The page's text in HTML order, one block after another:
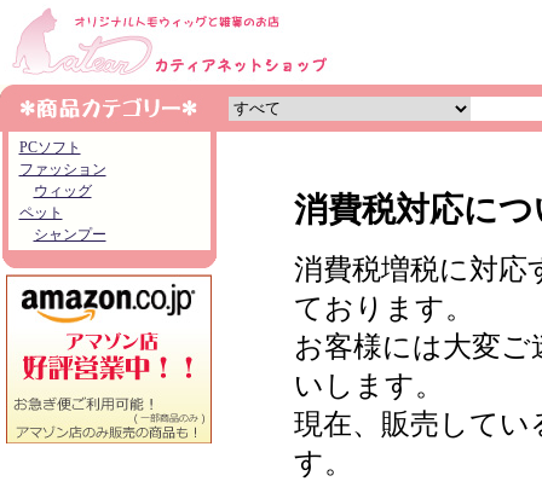
PCソフト
ファッション
ウィッグ
ペット
シャンプー
消費税対応に
消費税増税に対応
ております。
お客様には大変
いします。
現在、販売して
す。